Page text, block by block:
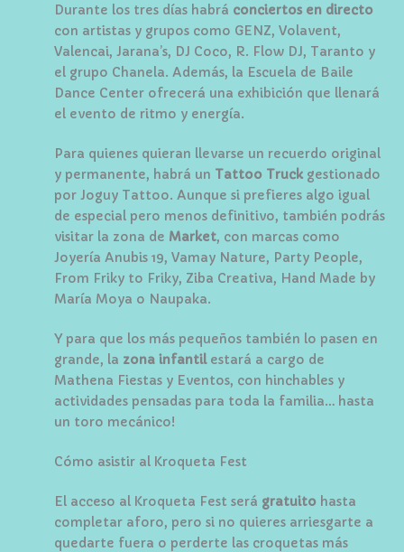
Durante los tres días habrá conciertos en directo
con artistas y grupos como GENZ, Volavent,
Valencai, Jarana’s, DJ Coco, R. Flow DJ, Taranto y
el grupo Chanela. Además, la Escuela de Baile
Dance Center ofrecerá una exhibición que llenará
el evento de ritmo y energía.
Para quienes quieran llevarse un recuerdo original
y permanente, habrá un Tattoo Truck gestionado
por Joguy Tattoo. Aunque si prefieres algo igual
de especial pero menos definitivo, también podrás
visitar la zona de Market, con marcas como
Joyería Anubis 19, Vamay Nature, Party People,
From Friky to Friky, Ziba Creativa, Hand Made by
María Moya o Naupaka.
Y para que los más pequeños también lo pasen en
grande, la zona infantilestará a cargo de
Mathena Fiestas y Eventos, con hinchables y
actividades pensadas para toda la familia… hasta
un toro mecánico!
Cómo asistir al Kroqueta Fest
El acceso al Kroqueta Fest será gratuito hasta
completar aforo, pero si no quieres arriesgarte a
quedarte fuera o perderte las croquetas más